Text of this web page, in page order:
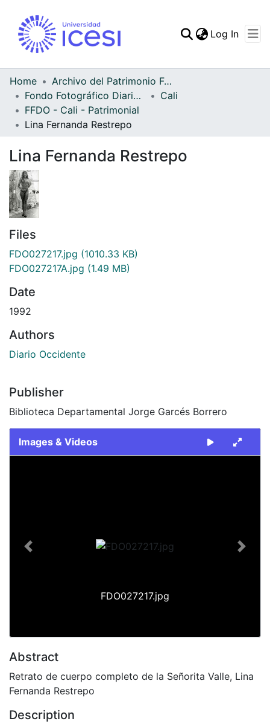
Statistics
Log In
Home
Archivo del Patrimonio Fotográfico y Fílmico del Valle del Cauca
Fondo Fotográfico Diario Occidente
Cali
FFDO - Cali - Patrimonial
Lina Fernanda Restrepo
Lina Fernanda Restrepo
Files
FDO027217.jpg (1010.33 KB)
FDO027217A.jpg (1.49 MB)
Date
1992
Authors
Diario Occidente
Publisher
Biblioteca Departamental Jorge Garcés Borrero
Images & Videos
FDO027217.jpg
Previous Next
Abstract
Retrato de cuerpo completo de la Señorita Valle, Lina
Fernanda Restrepo
Description